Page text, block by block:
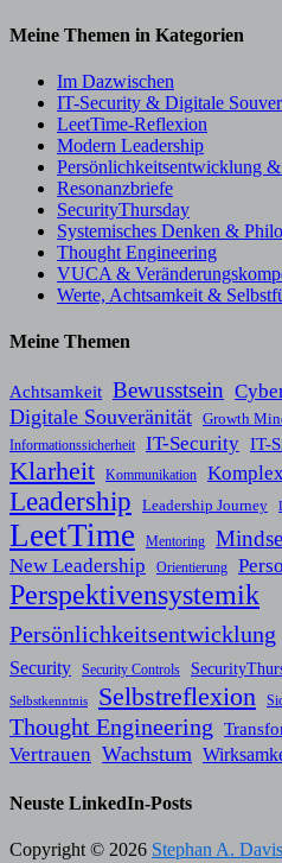
Meine Themen in Kategorien
Im Dazwischen
IT-Security & Digitale
LeetTime-Reflexion
Modern Leadership
Persönlichkeitsentwicklung
Resonanzbriefe
SecurityThursday
Systemisches Denken &
Thought Engineering
VUCA &
Werte, Achtsamkeit &
Meine Themen
Achtsamkeit Bewusstsein
Digitale Souveränität Growth
Informationssicherheit IT-Security IT-
Klarheit Kommunikation
Leadership Leadership Journey
LeetTime Mentoring
New Leadership Orientierung
Perspektivensystemik
Persönlichkeitsentwicklung
Security
Security Controls
Selbstkenntnis Selbstreflexion
Thought Engineering
Vertrauen Wachstum
Neuste LinkedIn-Posts
Copyright © 2026 Stephan A. Davis